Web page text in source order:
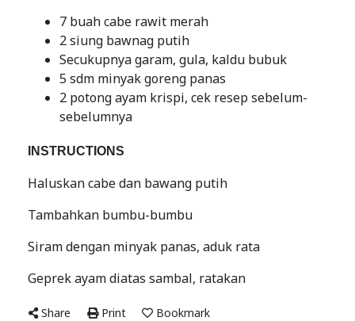
7 buah cabe rawit merah
2 siung bawnag putih
Secukupnya garam, gula, kaldu bubuk
5 sdm minyak goreng panas
2 potong ayam krispi, cek resep sebelum-
sebelumnya
INSTRUCTIONS
Haluskan cabe dan bawang putih
Tambahkan bumbu-bumbu
Siram dengan minyak panas, aduk rata
Geprek ayam diatas sambal, ratakan
Share Print Bookmark